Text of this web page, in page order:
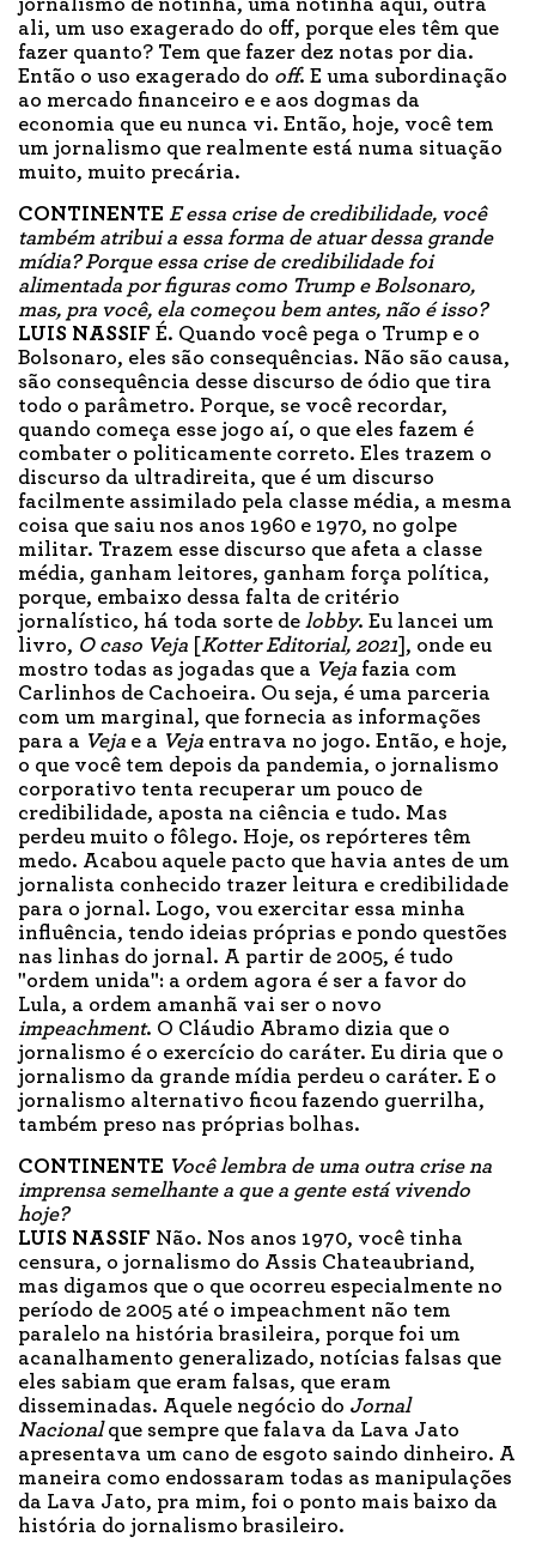
jornalismo de notinha, uma notinha aqui, outra
ali, um uso exagerado do off, porque eles têm que
fazer quanto? Tem que fazer dez notas por dia.
Então o uso exagerado do off. E uma subordinação
ao mercado financeiro e e aos dogmas da
economia que eu nunca vi. Então, hoje, você tem
um jornalismo que realmente está numa situação
muito, muito precária.
CONTINENTE E essa crise de credibilidade, você
também atribui a essa forma de atuar dessa grande
mídia? Porque essa crise de credibilidade foi
alimentada por figuras como Trump e Bolsonaro,
mas, pra você, ela começou bem antes, não é isso?
LUIS NASSIF É. Quando você pega o Trump e o
Bolsonaro, eles são consequências. Não são causa,
são consequência desse discurso de ódio que tira
todo o parâmetro. Porque, se você recordar,
quando começa esse jogo aí, o que eles fazem é
combater o politicamente correto. Eles trazem o
discurso da ultradireita, que é um discurso
facilmente assimilado pela classe média, a mesma
coisa que saiu nos anos 1960 e 1970, no golpe
militar. Trazem esse discurso que afeta a classe
média, ganham leitores, ganham força política,
porque, embaixo dessa falta de critério
jornalístico, há toda sorte de lobby. Eu lancei um
livro, O caso Veja [Kotter Editorial, 2021], onde eu
mostro todas as jogadas que a Veja fazia com
Carlinhos de Cachoeira. Ou seja, é uma parceria
com um marginal, que fornecia as informações
para a Veja e a Veja entrava no jogo. Então, e hoje,
o que você tem depois da pandemia, o jornalismo
corporativo tenta recuperar um pouco de
credibilidade, aposta na ciência e tudo. Mas
perdeu muito o fôlego. Hoje, os repórteres têm
medo. Acabou aquele pacto que havia antes de um
jornalista conhecido trazer leitura e credibilidade
para o jornal. Logo, vou exercitar essa minha
influência, tendo ideias próprias e pondo questões
nas linhas do jornal. A partir de 2005, é tudo
"ordem unida": a ordem agora é ser a favor do
Lula, a ordem amanhã vai ser o novo
impeachment. O Cláudio Abramo dizia que o
jornalismo é o exercício do caráter. Eu diria que o
jornalismo da grande mídia perdeu o caráter. E o
jornalismo alternativo ficou fazendo guerrilha,
também preso nas próprias bolhas.
CONTINENTE Você lembra de uma outra crise na
imprensa semelhante a que a gente está vivendo
hoje?
LUIS NASSIF Não. Nos anos 1970, você tinha
censura, o jornalismo do Assis Chateaubriand,
mas digamos que o que ocorreu especialmente no
período de 2005 até o impeachment não tem
paralelo na história brasileira, porque foi um
acanalhamento generalizado, notícias falsas que
eles sabiam que eram falsas, que eram
disseminadas. Aquele negócio do Jornal
Nacionalque sempre que falava da Lava Jato
apresentava um cano de esgoto saindo dinheiro. A
maneira como endossaram todas as manipulações
da Lava Jato, pra mim, foi o ponto mais baixo da
história do jornalismo brasileiro.